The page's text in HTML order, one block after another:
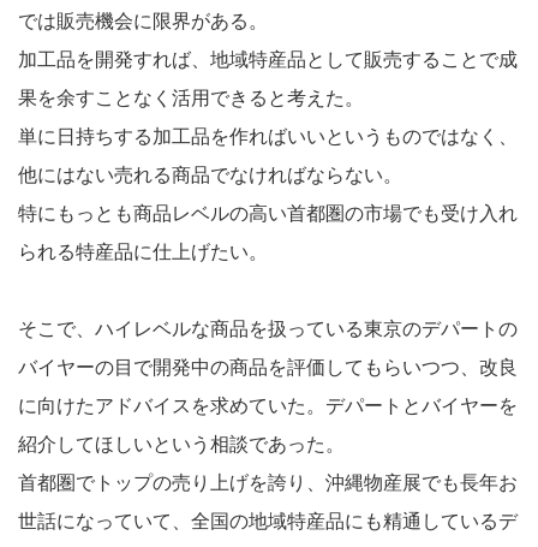
では販売機会に限界がある。
加工品を開発すれば、地域特産品として販売することで成
果を余すことなく活用できると考えた。
単に日持ちする加工品を作ればいいというものではなく、
他にはない売れる商品でなければならない。
特にもっとも商品レベルの高い首都圏の市場でも受け入れ
られる特産品に仕上げたい。
そこで、ハイレベルな商品を扱っている東京のデパートの
バイヤーの目で開発中の商品を評価してもらいつつ、改良
に向けたアドバイスを求めていた。デパートとバイヤーを
紹介してほしいという相談であった。
首都圏でトップの売り上げを誇り、沖縄物産展でも長年お
世話になっていて、全国の地域特産品にも精通しているデ